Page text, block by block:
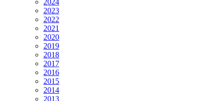
2024
2023
2022
2021
2020
2019
2018
2017
2016
2015
2014
2013